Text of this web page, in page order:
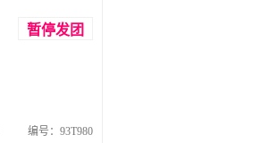
编号：93T980
暂停发团